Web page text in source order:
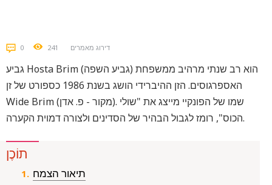
0 241 דירוג מאמרים
גביע Hosta Brim (גביע השפה) הוא רב שנתי מרהיב ממשפחת
האספרגוסים. הזן ההיברידי הושג בשנת 1986 כספורט של זן
Wide Brim (מקור - פ. אדן). שמו של הפונקיי מייצג את "שולי
הכוס", רומז לגבול הבהיר של הסדינים ולצורה דמוית הקערה.
תוֹכֶן
תיאור הצמח